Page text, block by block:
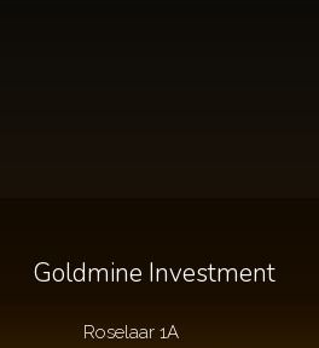
Goldmine Investment
Roselaar 1A